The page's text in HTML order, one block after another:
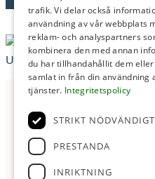
Kontakta oss
trafik. Vi delar också
användning av vår webbplats
reklam- och analyspartners
kombinera den med annan
du har tillhandahållit dem
samlat in från din användning
tjänster. Integritetspolicy
STRIKT NÖDVÄNDIGT
PRESTANDA
INRIKTNING